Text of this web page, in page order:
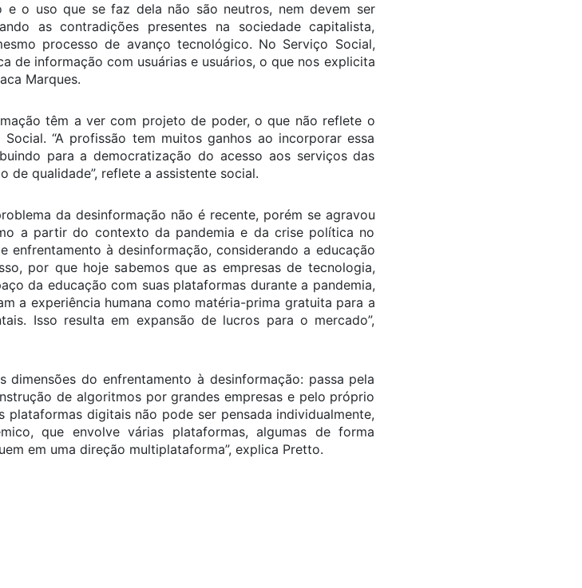
e o uso que se faz dela não são neutros, nem devem ser
as contradições presentes na sociedade capitalista,
processo de avanço tecnológico. No Serviço Social,
de informação com usuárias e usuários, o que nos explicita
Marques.
têm a ver com projeto de poder, o que não reflete o
“A profissão tem muitos ganhos ao incorporar essa
para a democratização do acesso aos serviços das
qualidade”, reflete a assistente social.
da desinformação não é recente, porém se agravou
a partir do contexto da pandemia e da crise política no
enfrentamento à desinformação, considerando a educação
por que hoje sabemos que as empresas de tecnologia,
da educação com suas plataformas durante a pandemia,
a experiência humana como matéria-prima gratuita para a
Isso resulta em expansão de lucros para o mercado”,
do enfrentamento à desinformação: passa pela
de algoritmos por grandes empresas e pelo próprio
plataformas digitais não pode ser pensada individualmente,
que envolve várias plataformas, algumas de forma
em uma direção multiplataforma”, explica Pretto.